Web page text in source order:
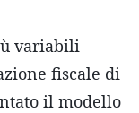
variabili
fiscale di
il modello